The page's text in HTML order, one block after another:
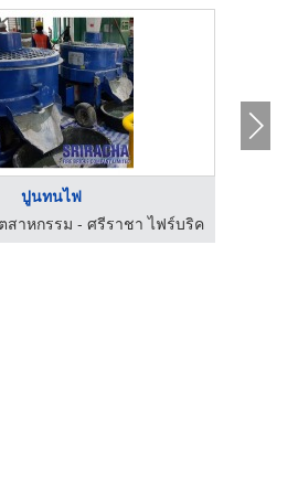
ปูนทนไฟ
สาหกรรม - ศรีราชา ไฟร์บริค